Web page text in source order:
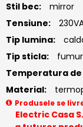
Stil bec:
mirror
Tensiune:
Tip lumina:
Tip sticla:
Temperatura
Material:
Produsele se
Electric Casa